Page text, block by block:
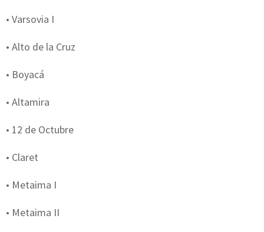
• Varsovia I
• Alto de la Cruz
• Boyacá
• Altamira
• 12 de Octubre
• Claret
• Metaima I
• Metaima II